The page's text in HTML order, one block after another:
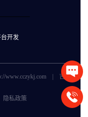
开发
www.cczykj.com | 吉
隐私政策